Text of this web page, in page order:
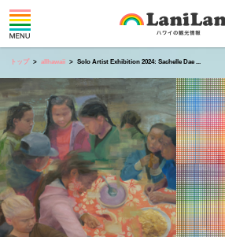
トップ allhawaii Solo Artist Exhibition 2024: Sachelle Dae ...